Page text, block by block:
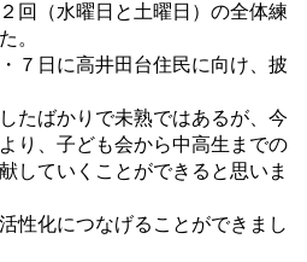
回（水曜日と土曜日）の全体練
。
７日に高井田台住民に向け、披
たばかりで未熟ではあるが、今
り、子ども会から中高生までの
していくことができると思いま
性化につなげることができまし